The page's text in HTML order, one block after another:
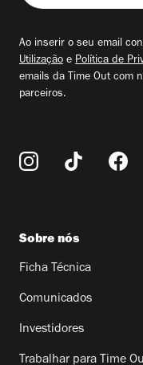
seu
Ao inserir o seu email
Utilização e Política de
emails da Time Out com
parceiros.
Sobre nós
Ficha Técnica
Comunicados
Investidores
Trabalhar para Time